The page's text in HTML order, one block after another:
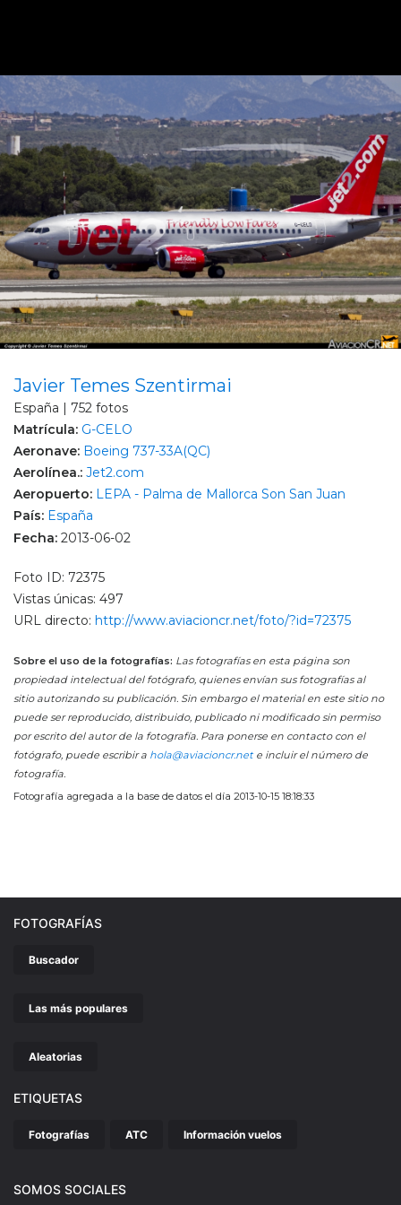
Javier Temes Szentirmai
España | 752 fotos
Matrícula: G-CELO
Aeronave: Boeing 737-33A(QC)
Aerolínea.: Jet2.com
Aeropuerto: LEPA - Palma de Mallorca Son San Juan
País: España
Fecha: 2013-06-02
Foto ID: 72375
Vistas únicas: 497
URL directo: http://www.aviacioncr.net/foto/?id=72375
Sobre el uso de la fotografías: Las fotografías en esta página son
propiedad intelectual del fotógrafo, quienes envían sus fotografías al
sitio autorizando su publicación. Sin embargo el material en este sitio no
puede ser reproducido, distribuido, publicado ni modificado sin permiso
por escrito del autor de la fotografía. Para ponerse en contacto con el
fotógrafo, puede escribir a hola@aviacioncr.nete incluir el número de
fotografía.
Fotografía agregada a la base de datos el día 2013-10-15 18:18:33
FOTOGRAFÍAS
Buscador
Las más populares
Aleatorias
ETIQUETAS
Fotografías ATC Información vuelos
SOMOS SOCIALES